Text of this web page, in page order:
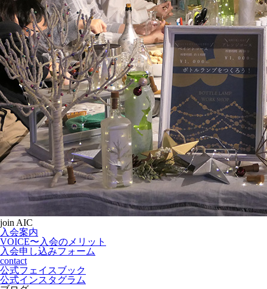
join AIC
入会案内
VOICE〜入会のメリット
入会申し込みフォーム
contact
公式フェイスブック
公式インスタグラム